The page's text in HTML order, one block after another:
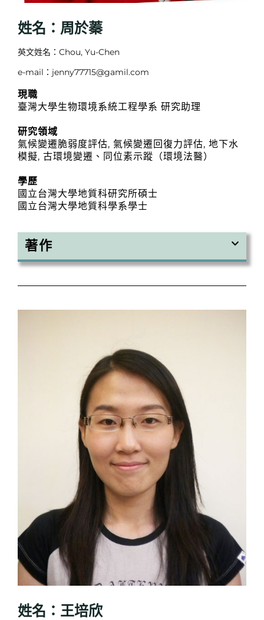
姓名：周於蓁
英文姓名：Chou, Yu-Chen
e-mail：jenny77715@gamil.com
現職
臺灣大學生物環境系統工程學系 研究助理
研究領域
氣候變遷脆弱度評估, 氣候變遷回復力評估, 地下水
模擬, 古環境變遷、同位素示蹤（環境法醫）
學歷
國立台灣大學地質科研究所碩士
國立台灣大學地質科學系學士
著作
姓名：王培欣